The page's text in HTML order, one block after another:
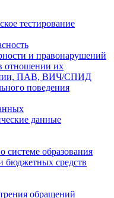
тестирование
и правонарушений
отношении их
ПАВ, ВИЧ/СПИД
поведения
данные
системе образования
бюджетных средств
обращений